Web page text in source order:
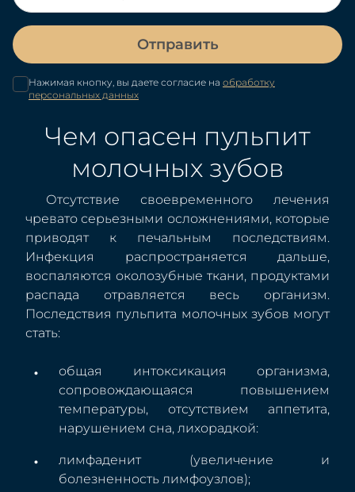
Отправить
Нажимая кнопку, вы даете согласие на обработку
персональных данных
Чем опасен пульпит
молочных зубов
Отсутствие своевременного лечения
чревато серьезными осложнениями, которые
приводят к печальным последствиям.
Инфекция распространяется дальше,
воспаляются околозубные ткани, продуктами
распада отравляется весь организм.
Последствия пульпита молочных зубов могут
стать:
общая интоксикация организма,
сопровождающаяся повышением
температуры, отсутствием аппетита,
нарушением сна, лихорадкой:
лимфаденит (увеличение и
болезненность лимфоузлов);